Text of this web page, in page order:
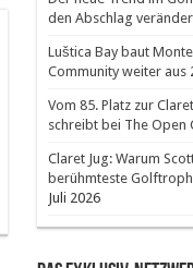
den Abschlag
Luštica Bay baut
Community weiter aus
Vom 85. Platz zur
schreibt bei The Open
Claret Jug: Warum
berühmteste
Juli 2026